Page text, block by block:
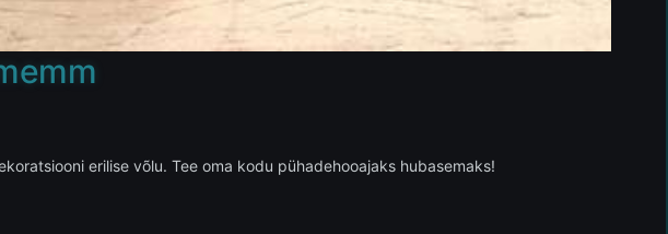
erilise võlu. Tee oma kodu pühadehooajaks hubasemaks!